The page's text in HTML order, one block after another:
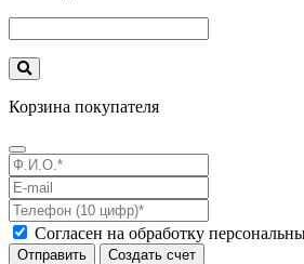
Корзина покупателя
Согласен на обработку
Отправить Создать счет